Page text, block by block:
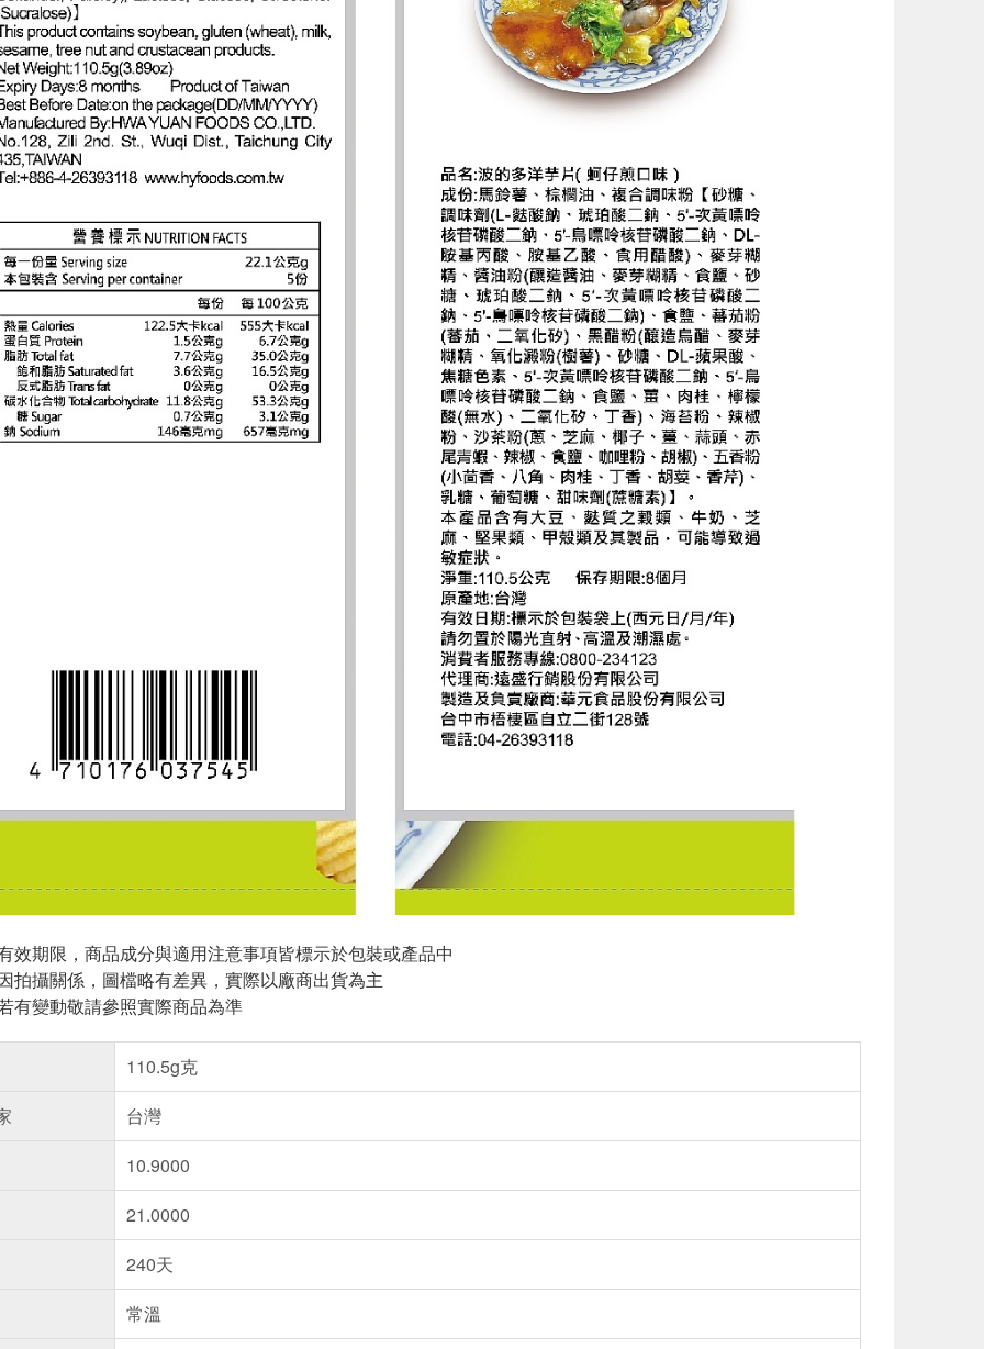
效期限，商品成分與適用注意事項皆標示於包裝或產品中
拍攝關係，圖檔略有差異，實際以廠商出貨為主
有變動敬請參照實際商品為準
110.5g克
台灣
10.9000
21.0000
240天
常溫